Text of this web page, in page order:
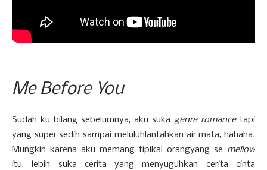
Me Before You
Sudah ku bilang sebelumnya, aku suka genre romancetapi
yang super sedih sampai meluluhlantahkan air mata, hahaha.
Mungkin karena aku memang tipikal orangyang se-mellow
itu, lebih suka cerita yang menyuguhkan cerita cinta